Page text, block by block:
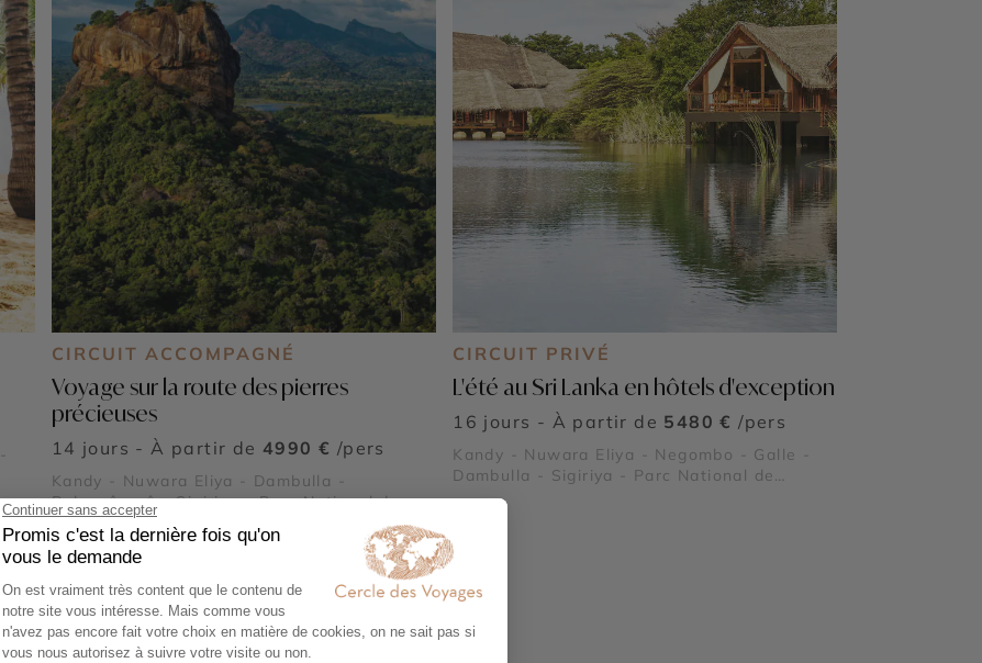
CIRCUIT ACCOMPAGNÉ
Voyage sur la route des pierres
précieuses
14 jours - À partir de 4990 € /pers
Kandy - Nuwara Eliya - Dambulla -
Polonnâruvâ - Sigiriya - Parc National de
Minneriya
CIRCUIT PRIVÉ
L'été au Sri Lanka en hôtels d'exception
16 jours - À partir de 5480 € /pers
Kandy - Nuwara Eliya - Negombo - Galle -
Dambulla - Sigiriya - Parc National de
Minneriya
Voir tous nos voyages Sri Lanka